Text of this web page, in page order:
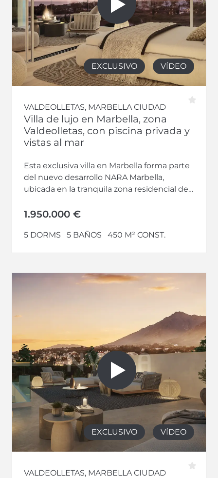
EXCLUSIVO VÍDEO
VALDEOLLETAS, MARBELLA CIUDAD
Villa de lujo en Marbella, zona
Valdeolletas, con piscina privada y
vistas al mar
Esta exclusiva villa en Marbella forma parte
del nuevo desarrollo NARA Marbella,
ubicada en la tranquila zona residencial de
1.950.000 €
5 DORMS 5 BAÑOS 450 M² CONST.
EXCLUSIVO VÍDEO
VALDEOLLETAS, MARBELLA CIUDAD